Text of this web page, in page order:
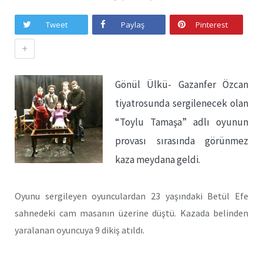
Tweet Paylaş Pinterest
+
Gönül Ülkü- Gazanfer Özcan
tiyatrosunda sergilenecek olan
“Toylu Tamaşa” adlı oyunun
provası sırasında görünmez
kaza meydana geldi.
Oyunu sergileyen oyunculardan 23 yaşındaki Betül Efe
sahnedeki cam masanın üzerine düştü. Kazada belinden
yaralanan oyuncuya 9 dikiş atıldı.